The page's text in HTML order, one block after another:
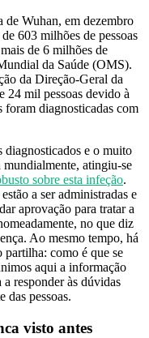
de Wuhan, em dezembro
603 milhões de pessoas
de 6 milhões de
da Saúde (OMS).
da Direção-Geral da
24 mil pessoas devido à
foram diagnosticadas com
diagnosticados e o muito
atingiu-se
sobre esta infeção.
a ser administradas e
aprovação para tratar a
no que diz
Ao mesmo tempo, há
como é que se
aqui a informação
a responder às dúvidas
das pessoas.
visto antes